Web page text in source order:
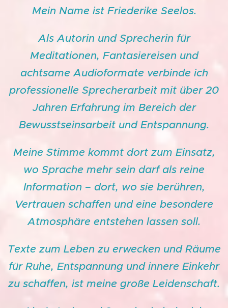
Mein Name ist Friederike Seelos.
Als Autorin und Sprecherin für
Meditationen, Fantasiereisen und
achtsame Audioformate verbinde ich
professionelle Sprecherarbeit mit über 20
Jahren Erfahrung im Bereich der
Bewusstseinsarbeit und Entspannung.
Meine Stimme kommt dort zum Einsatz,
wo Sprache mehr sein darf als reine
Information – dort, wo sie berühren,
Vertrauen schaffen und eine besondere
Atmosphäre entstehen lassen soll.
Texte zum Leben zu erwecken und Räume
für Ruhe, Entspannung und innere Einkehr
zu schaffen, ist meine große Leidenschaft.